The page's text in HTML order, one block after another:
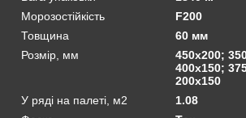
Морозостійкість
F200
Товщина
60 мм
Розмір, мм
450х200;
400х150;
200х150
У ряді на палеті, м2
1.08